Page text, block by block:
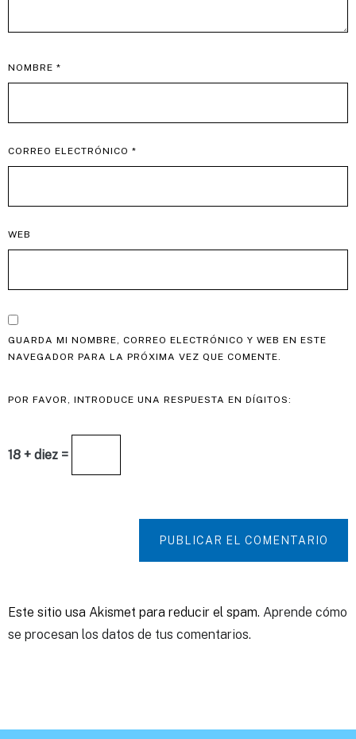
NOMBRE *
CORREO ELECTRÓNICO *
WEB
GUARDA MI NOMBRE, CORREO ELECTRÓNICO Y WEB EN ESTE
NAVEGADOR PARA LA PRÓXIMA VEZ QUE COMENTE.
POR FAVOR, INTRODUCE UNA RESPUESTA EN DÍGITOS:
18 + diez =
PUBLICAR EL COMENTARIO
Este sitio usa Akismet para reducir el spam. Aprende cómo
se procesan los datos de tus comentarios.